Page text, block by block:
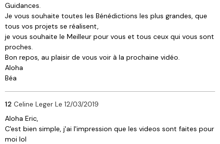
Guidances.
Je vous souhaite toutes les Bénédictions les plus grandes, que
tous vos projets se réalisent,
je vous souhaite le Meilleur pour vous et tous ceux qui vous sont
proches.
Bon repos, au plaisir de vous voir à la prochaine vidéo.
Aloha
Béa
12 Celine Leger Le 12/03/2019
Aloha Eric,
C'est bien simple, j'ai l'impression que les videos sont faites pour
moi lol